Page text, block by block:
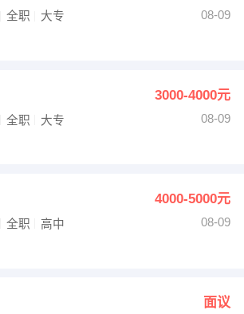
全职 大专
08-09
3000-4000元
全职 大专
08-09
4000-5000元
全职 高中
08-09
面议